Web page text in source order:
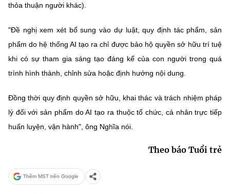
thỏa thuận người khác).
"Đề nghị xem xét bổ sung vào dự luật, quy định tác phẩm, sản
phẩm do hệ thống AI tạo ra chỉ được bảo hộ quyền sở hữu trí tuệ
khi có sự tham gia sáng tạo đáng kể của con người trong quá
trình hình thành, chỉnh sửa hoặc định hướng nội dung.
Đồng thời quy định quyền sở hữu, khai thác và trách nhiệm pháp
lý đối với sản phẩm do AI tạo ra thuộc tổ chức, cá nhân trực tiếp
huấn luyện, vận hành", ông Nghĩa nói.
Theo báo Tuổi trẻ
Thêm MST trên Google